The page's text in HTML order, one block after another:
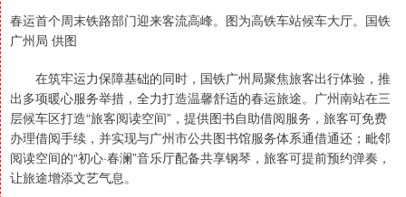
春运首个周末铁路部门迎来客流高峰。图为高铁车站候车大厅。国铁
广州局 供图
在筑牢运力保障基础的同时，国铁广州局聚焦旅客出行体验，推
出多项暖心服务举措，全力打造温馨舒适的春运旅途。广州南站在三
层候车区打造“旅客阅读空间”，提供图书自助借阅服务，旅客可免费
办理借阅手续，并实现与广州市公共图书馆服务体系通借通还；毗邻
阅读空间的“初心·春澜”音乐厅配备共享钢琴，旅客可提前预约弹奏，
让旅途增添文艺气息。